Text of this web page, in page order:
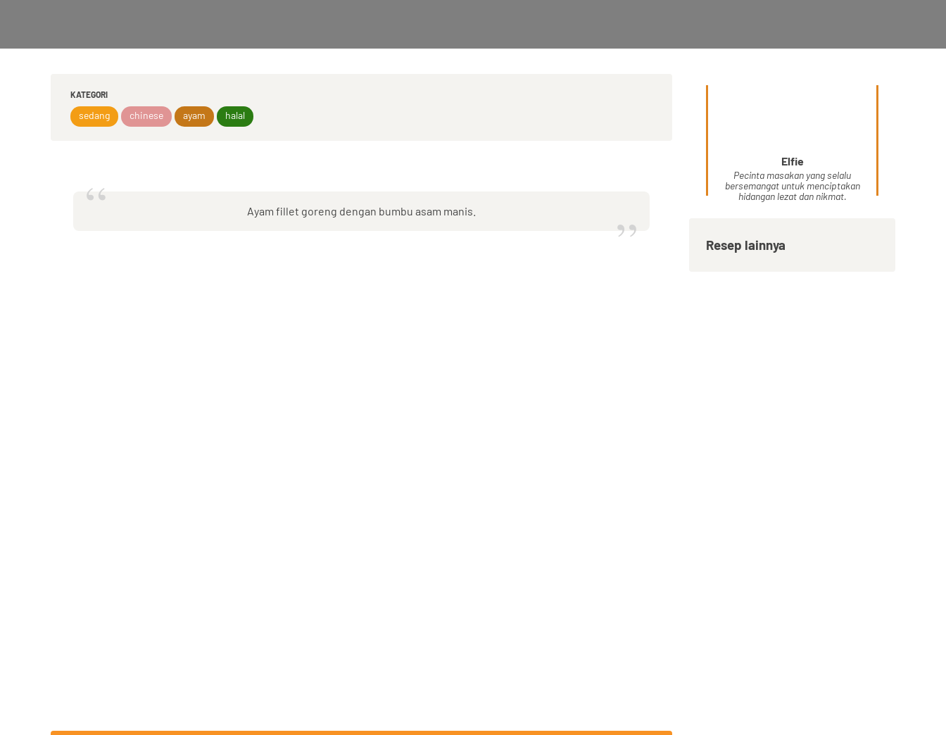
KATEGORI
sedang chinese ayam halal
Ayam fillet goreng dengan bumbu asam manis.
“
”
Elfie
Pecinta masakan yang selalu
bersemangat untuk menciptakan
hidangan lezat dan nikmat.
Resep lainnya